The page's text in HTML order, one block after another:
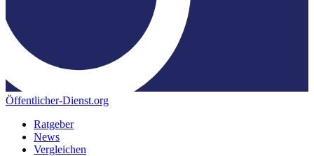
Öffentlicher-Dienst.org
Ratgeber
News
Vergleichen